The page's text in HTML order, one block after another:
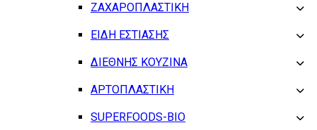
ΖΑΧΑΡΟΠΛΑΣΤΙΚΗ
ΕΙΔΗ ΕΣΤΙΑΣΗΣ
ΔΙΕΘΝΗΣ ΚΟΥΖΙΝΑ
ΑΡΤΟΠΛΑΣΤΙΚΗ
SUPERFOODS-BIO